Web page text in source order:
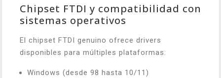
Chipset FTDI y compatibilidad con
sistemas operativos
El chipset FTDI genuino ofrece drivers
disponibles para múltiples plataformas:
Windows (desde 98 hasta 10/11)